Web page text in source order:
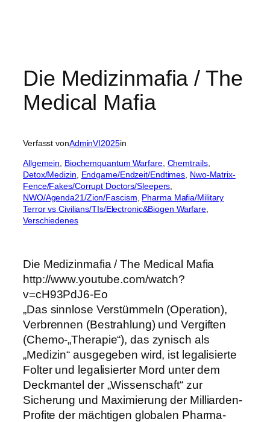
Die Medizinmafia / The
Medical Mafia
Verfasst vonAdminVI2025in
Allgemein Biochemquantum Warfare, Chemtrails
Detox/Medizin
Endgame/Endzeit/Endtimes Nwo-Matrix-
Fence/Fakes/Corrupt Doctors/Sleepers
NWO/Agenda21/Zion/Fascism Pharma Mafia/Military
Terror vs Civilians/TIs/Electronic&Biogen Warfare
Verschiedenes
Die Medizinmafia / The Medical Mafia
http://www.youtube.com/watch?
v=cH93PdJ6-Eo
„Das sinnlose Verstümmeln (Operation),
Verbrennen (Bestrahlung) und Vergiften
(Chemo-„Therapie“), das zynisch als
„Medizin“ ausgegeben wird, ist legalisierte
Folter und legalisierter Mord unter dem
Deckmantel der „Wissenschaft“ zur
Sicherung und Maximierung der Milliarden-
Profite der mächtigen globalen Pharma-